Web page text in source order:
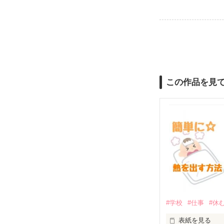
この作品を見
#学校 #仕事 #休
表紙を見る